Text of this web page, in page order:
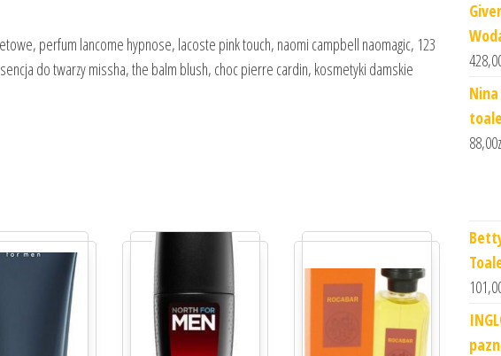
perfum lancome hypnose, lacoste pink touch, naomi campbell naomagic, 123
do twarzy missha, the balm blush, choc pierre cardin, kosmetyki damskie
88,00